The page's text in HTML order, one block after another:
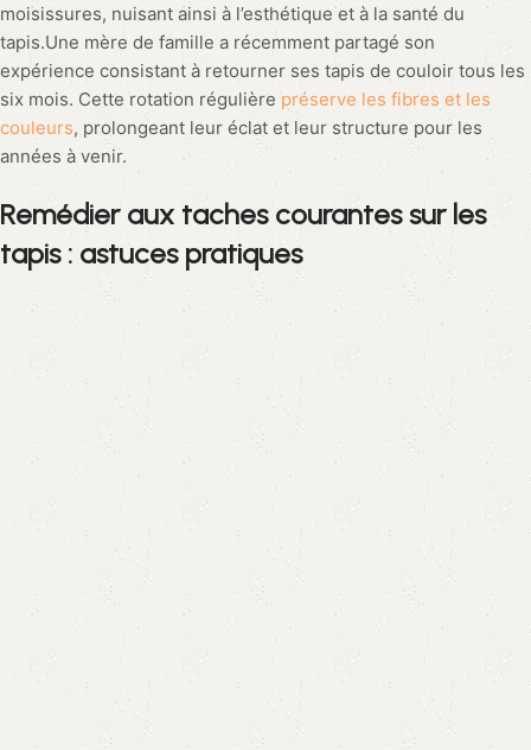
moisissures, nuisant ainsi à l’esthétique et à la santé du
tapis.Une mère de famille a récemment partagé son
expérience consistant à retourner ses tapis de couloir tous les
six mois. Cette rotation régulière préserve les fibres et les
couleurs, prolongeant leur éclat et leur structure pour les
années à venir.
Remédier aux taches courantes sur les
tapis : astuces pratiques
Face à une tache récalcitrante sur un tapis élégant
un espace naturel et apaisant au sein de votre intérieur, il n’est
pas nécessaire de paniquer. Procéder par étapes permet de
préserver
l’esthétique du revêtement
sans altérer sa texture
ni sa teinte vivifiante.Il est primordial d’identifier le type de
salissure pour une
action ciblée
et adaptée. Une tache
organique, telle que le café ou le vin, nécessitera une
intervention rapide
avec des solutions douces, tandis qu’une
marque plus grasse demandera l’emploi d’agents nettoyants
et du vinaigre blanc, une combinaison accessible et
respectueuse des
, y compris celles du